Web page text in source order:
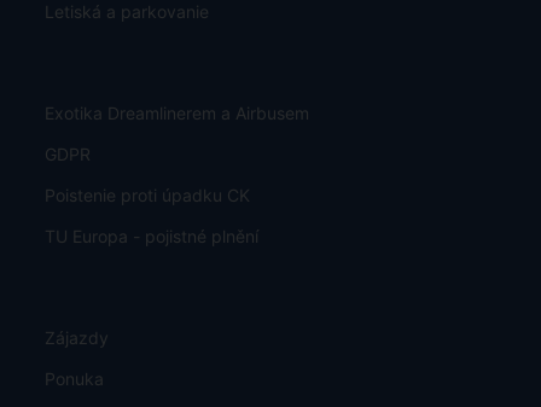
Letiská a parkovanie
Exotika Dreamlinerem a Airbusem
GDPR
Poistenie proti úpadku CK
TU Europa - pojistné plnění
Zájazdy
Ponuka